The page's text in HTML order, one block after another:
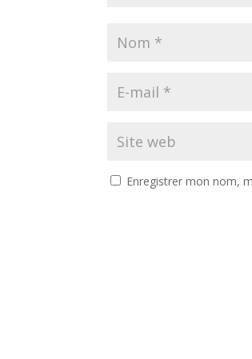
Enregistrer mon nom,